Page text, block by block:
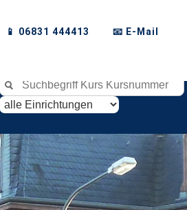
📱 06831 444413 📧 E-Mail